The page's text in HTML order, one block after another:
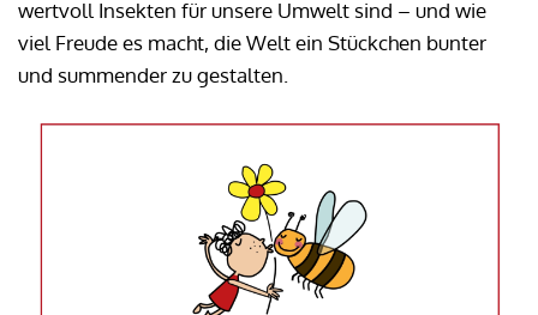
wertvoll Insekten für unsere Umwelt sind – und wie
viel Freude es macht, die Welt ein Stückchen bunter
und summender zu gestalten.